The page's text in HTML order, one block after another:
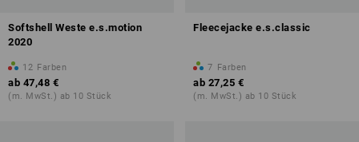
Softshell Weste e.s.motion
2020
12 Farben
ab 47,48 €
(m. MwSt.) ab 10 Stück
Fleecejacke e.s.classic
7 Farben
ab 27,25 €
(m. MwSt.) ab 10 Stück